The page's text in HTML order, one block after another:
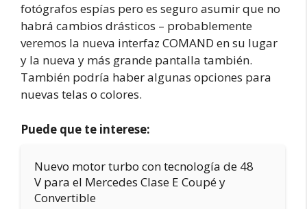
fotógrafos espías pero es seguro asumir que no
habrá cambios drásticos – probablemente
veremos la nueva interfaz COMAND en su lugar
y la nueva y más grande pantalla también.
También podría haber algunas opciones para
nuevas telas o colores.
Puede que te interese:
Nuevo motor turbo con tecnología de 48
V para el Mercedes Clase E Coupé y
Convertible